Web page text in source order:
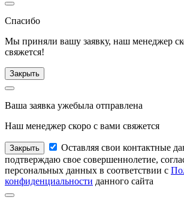
Спасибо
Мы приняли вашу заявку, наш менеджер
свяжется!
Закрыть
Ваша заявка ужебыла отправлена
Наш менеджер скоро с вами свяжется
Закрыть
Оставляя свои контактные
подтверждаю свое совершеннолетие,
персональных данных в соответствии с
конфиденциальности данного сайта